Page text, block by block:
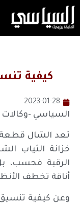
كيفية
2023-01-28
السياسي -وكالات
تعد الشال
خزانة الثياب
الرقبة فحسب،
أناقة تخطف
وعن كيفية